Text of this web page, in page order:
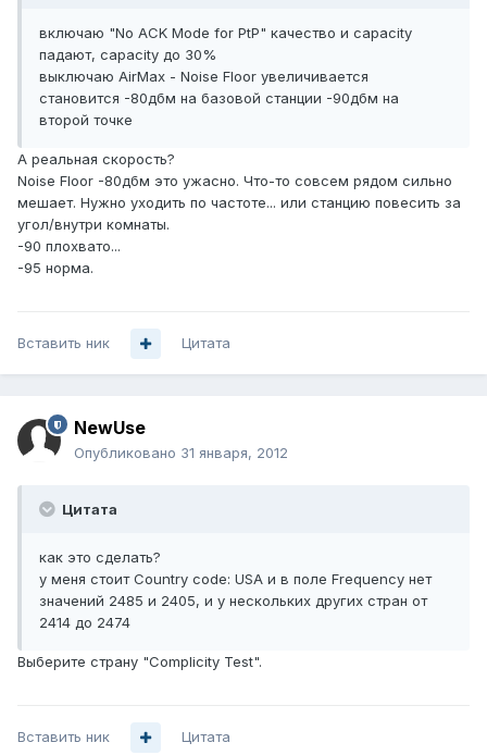
включаю "No ACK Mode for PtP" качество и capacity
падают, capacity до 30%
выключаю AirMax - Noise Floor увеличивается
становится -80дбм на базовой станции -90дбм на
второй точке
А реальная скорость?
Noise Floor -80дбм это ужасно. Что-то совсем рядом сильно
мешает. Нужно уходить по частоте... или станцию повесить за
угол/внутри комнаты.
-90 плохвато...
-95 норма.
Вставить ник Цитата
NewUse
Опубликовано 31 января, 2012
Цитата
как это сделать?
у меня стоит Country code: USA и в поле Frequency нет
значений 2485 и 2405, и у нескольких других стран от
2414 до 2474
Выберите страну "Complicity Test".
Вставить ник Цитата